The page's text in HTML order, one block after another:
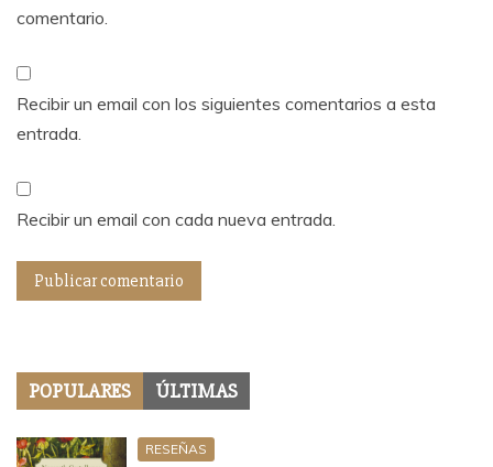
comentario.
Recibir un email con los siguientes comentarios a esta
entrada.
Recibir un email con cada nueva entrada.
POPULARES ÚLTIMAS
RESEÑAS